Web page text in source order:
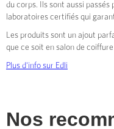
du corps. Ils sont aussi
laboratoires certifiés qui
Les produits sont un ajout
que ce soit en salon de
Plus d'info sur Edli
Nos